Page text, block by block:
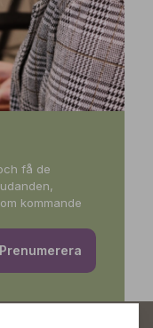
få de
kommande
Prenumerera